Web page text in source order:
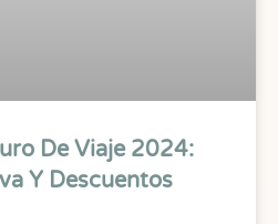
De Viaje 2024:
Y Descuentos